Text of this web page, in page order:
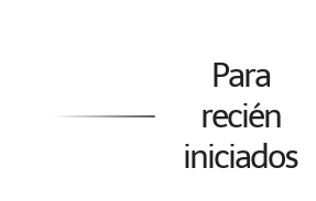
Para
recién
iniciados